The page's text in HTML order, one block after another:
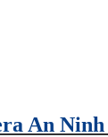
An